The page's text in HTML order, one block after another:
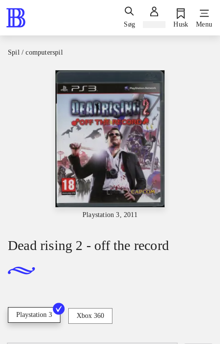
Søg Husk Menu
Spil / computerspil
Playstation 3, 2011
Dead rising 2 - off the record
Playstation 3 Xbox 360